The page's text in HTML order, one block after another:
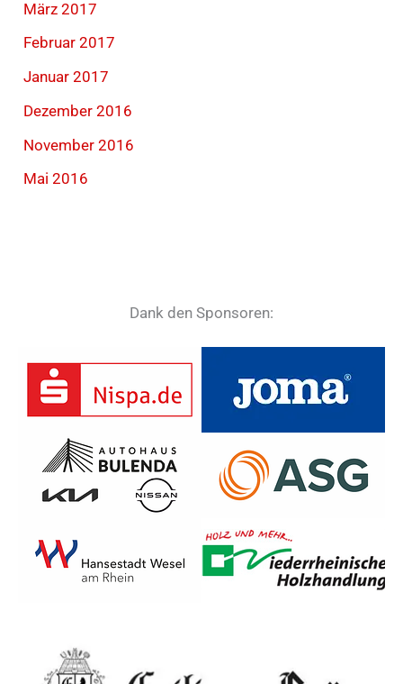
März 2017
Februar 2017
Januar 2017
Dezember 2016
November 2016
Mai 2016
Dank den Sponsoren: